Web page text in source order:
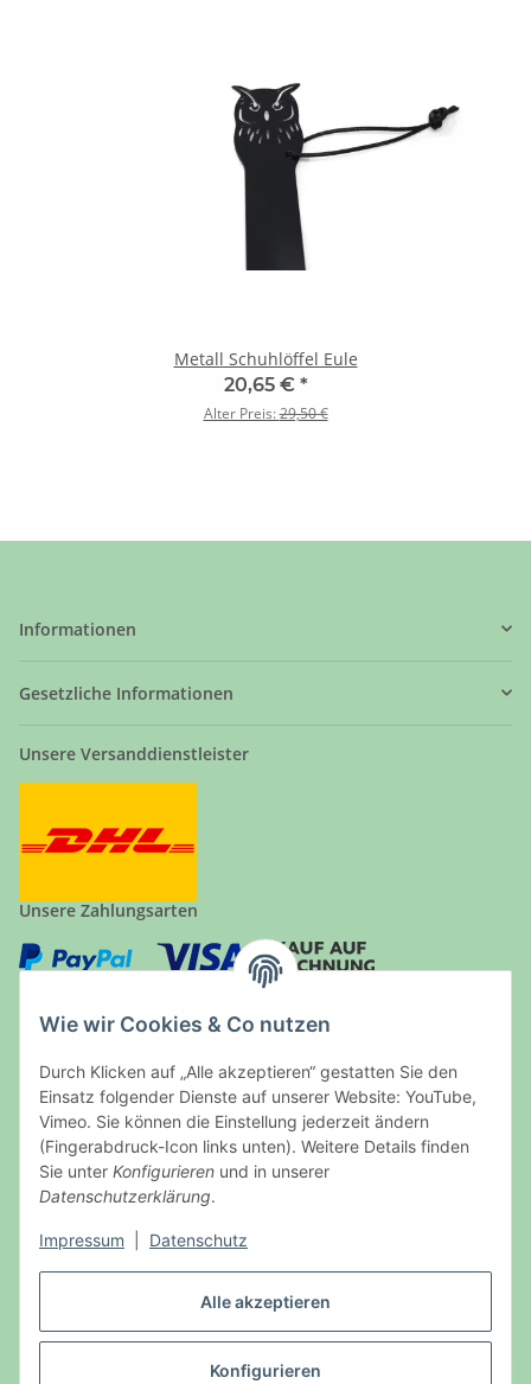
Alle akzeptieren
Konfigurieren
Wie wir Cookies & Co nutzen
Durch Klicken auf „Alle akzeptieren“ gestatten Sie den
Einsatz folgender Dienste auf unserer Website: YouTube,
Vimeo. Sie können die Einstellung jederzeit ändern
(Fingerabdruck-Icon links unten). Weitere Details finden
Sie unter Konfigurieren und in unserer
Datenschutzerklärung.
Impressum Datenschutz
Metall Schuhlöffel Eule
20,65 € *
Alter Preis:29,50 €
Informationen
Gesetzliche Informationen
Unsere Versanddienstleister
Unsere Zahlungsarten
Auf Nummer sicher
Vertrag widerrufen